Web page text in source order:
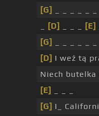
[G]
[D] [E]
[G]
[D] I weź tą
Niech butelka
[E]
[G] I_